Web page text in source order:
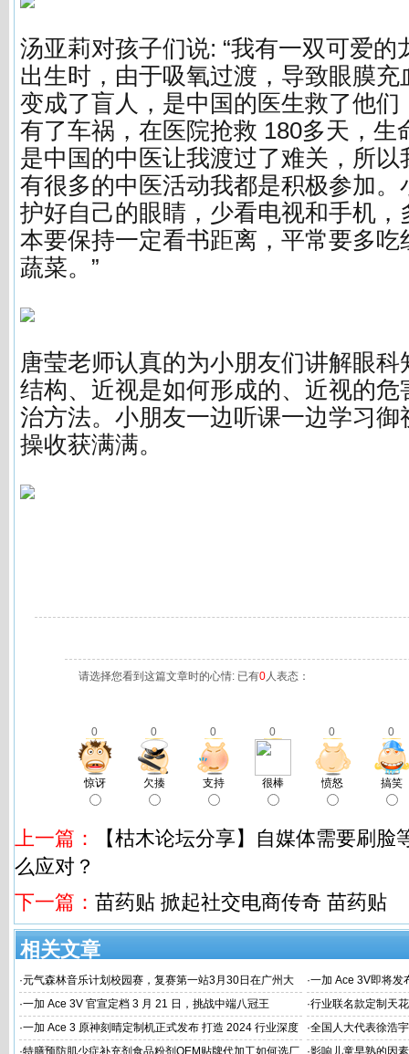
汤亚莉对孩子们说: “我有一双可爱的
出生时，由于吸氧过渡，导致眼膜
变成了盲人，是中国的医生救了他们
有了车祸，在医院抢救 180多天，生
是中国的中医让我渡过了难关，所
有很多的中医活动我都是积极参加。
护好自己的眼睛，少看电视和手机，
本要保持一定看书距离，平常要多吃
蔬菜。”
唐莹老师认真的为小朋友们讲解眼
结构、近视是如何形成的、近视的危
治方法。小朋友一边听课一边学习御
操收获满满。
请选择您看到这篇文章时的心情: 已有0人表态：
0 0 0 0 0 0
惊讶 欠揍 支持 很棒 愤怒 搞笑
上一篇：
【枯木论坛分享】自媒体需要刷
么应对？
下一篇： 苗药贴 掀起社交电商传奇 苗药贴
相关文章
·元气森林音乐计划校园赛，复赛第一站3月30日在广州大
学唱响
·一加 Ace 3V即将发
·一加 Ace 3V 官宣定档 3 月 21 日，挑战中端八冠王 ·行业联名款定制天
火速告罄
·一加 Ace 3 原神刻晴定制机正式发布 打造 2024 行业深度
定制新标杆
·全国人大代表徐浩
国建设